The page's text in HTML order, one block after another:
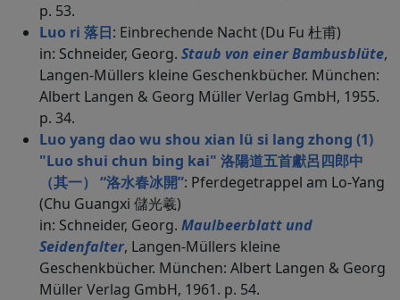
p. 53.
Luo ri 落日: Einbrechende Nacht (Du Fu 杜甫)
in: Schneider, Georg. Staub von einer Bambusblüte,
Langen-Müllers kleine Geschenkbücher. München:
Albert Langen & Georg Müller Verlag GmbH, 1955.
p. 34.
Luo yang dao wu shou xian lü si lang zhong (1)
"Luo shui chun bing kai" 洛陽道五首獻呂四郎中
（其一） “洛水春冰開”: Pferdegetrappel am Lo-Yang
(Chu Guangxi 儲光羲)
in: Schneider, Georg. Maulbeerblatt und
Seidenfalter, Langen-Müllers kleine
Geschenkbücher. München: Albert Langen & Georg
Müller Verlag GmbH, 1961. p. 54.